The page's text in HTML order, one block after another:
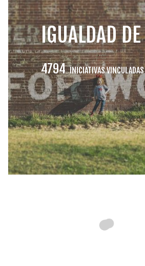
GRUPOS
IGUALDAD
4794 INICIATIVAS VINCULADAS